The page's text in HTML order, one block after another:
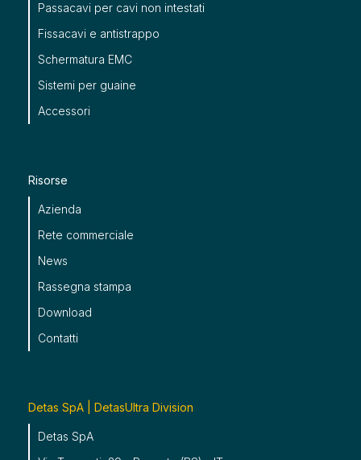
Passacavi per cavi non intestati
Fissacavi e antistrappo
Schermatura EMC
Sistemi per guaine
Accessori
Risorse
Azienda
Rete commerciale
News
Rassegna stampa
Download
Contatti
Detas SpA | DetasUltra Division
Detas SpA